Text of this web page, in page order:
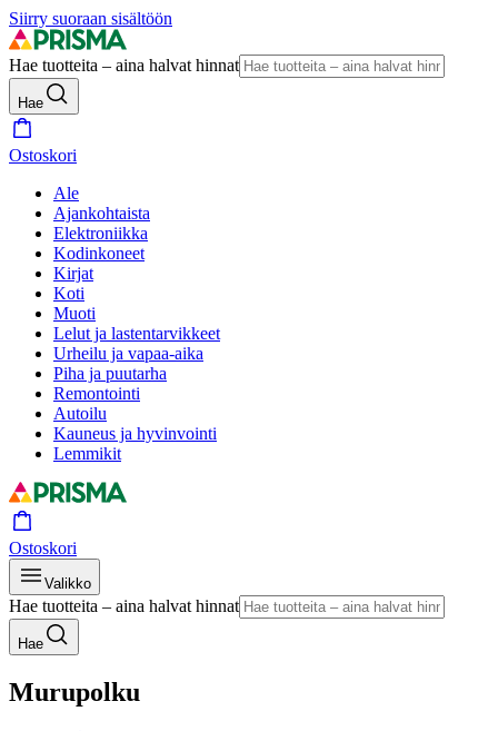
Siirry suoraan sisältöön
Hae tuotteita – aina halvat hinnat
Hae
Ostoskori
Ale
Ajankohtaista
Elektroniikka
Kodinkoneet
Kirjat
Koti
Muoti
Lelut ja lastentarvikkeet
Urheilu ja vapaa-aika
Piha ja puutarha
Remontointi
Autoilu
Kauneus ja hyvinvointi
Lemmikit
Ostoskori
Valikko
Hae tuotteita – aina halvat hinnat
Hae
Murupolku